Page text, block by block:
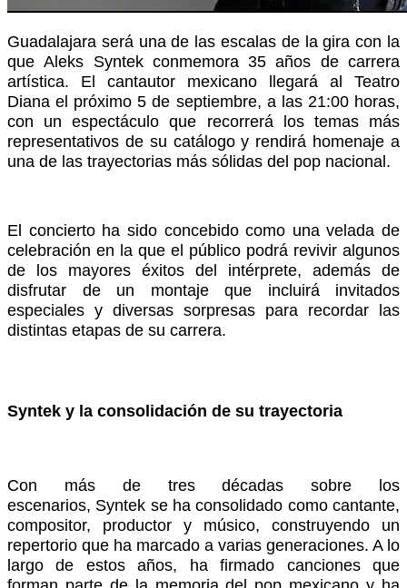
Guadalajara será una de las escalas de la gira con la
que Aleks Syntek conmemora 35 años de carrera
artística. El cantautor mexicano llegará al Teatro
Diana el próximo 5 de septiembre, a las 21:00 horas,
con un espectáculo que recorrerá los temas más
representativos de su catálogo y rendirá homenaje a
una de las trayectorias más sólidas del pop nacional.
El concierto ha sido concebido como una velada de
celebración en la que el público podrá revivir algunos
de los mayores éxitos del intérprete, además de
disfrutar de un montaje que incluirá invitados
especiales y diversas sorpresas para recordar las
distintas etapas de su carrera.
Syntek y la consolidación de su trayectoria
Con más de tres décadas sobre los
escenarios, Syntek se ha consolidado como cantante,
compositor, productor y músico, construyendo un
repertorio que ha marcado a varias generaciones. A lo
largo de estos años, ha firmado canciones que